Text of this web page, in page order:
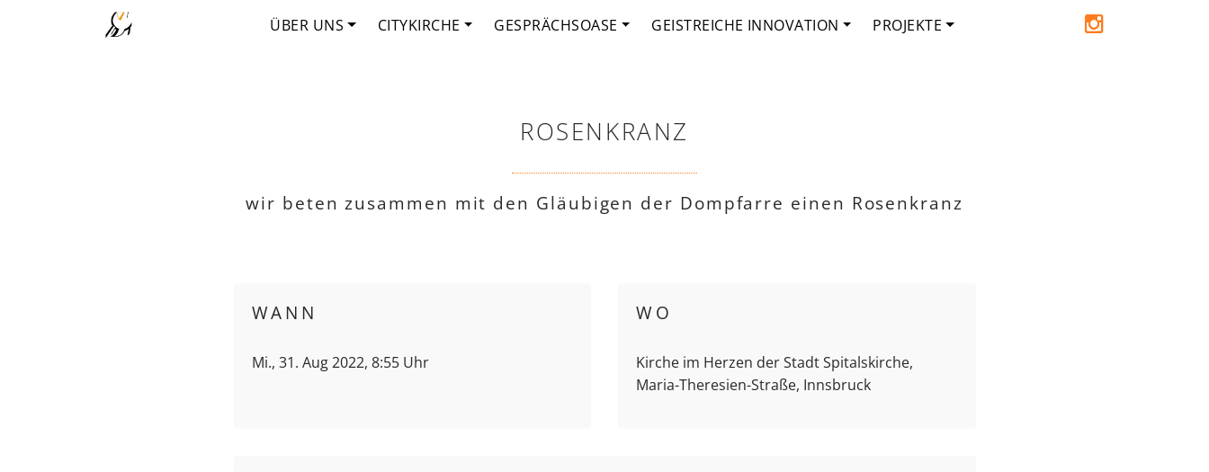
ÜBER UNS CITYKIRCHE GESPRÄCHSOASE GEISTREICHE INNOVATION PROJEKTE
ROSENKRANZ
wir beten zusammen mit den Gläubigen der Dompfarre einen Rosenkranz
WANN
Mi., 31. Aug 2022, 8:55 Uhr
WO
Kirche im Herzen der Stadt Spitalskirche,
Maria-Theresien-Straße, Innsbruck